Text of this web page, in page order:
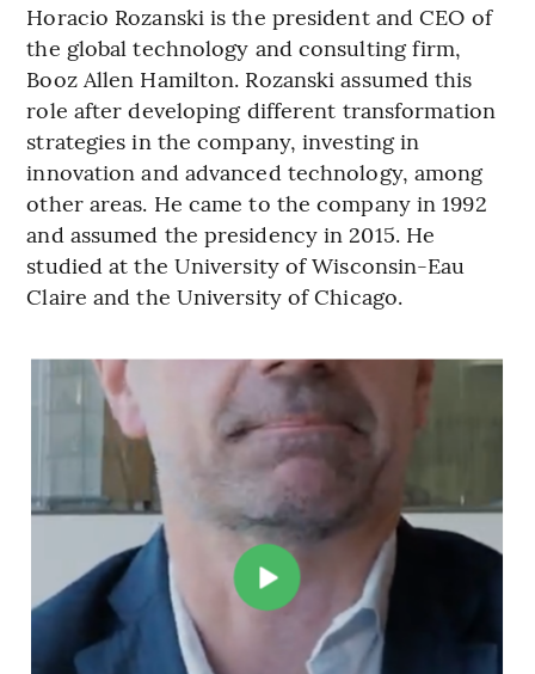
Horacio Rozanski is the president and CEO of
the global technology and consulting firm,
Booz Allen Hamilton. Rozanski assumed this
role after developing different transformation
strategies in the company, investing in
innovation and advanced technology, among
other areas. He came to the company in 1992
and assumed the presidency in 2015. He
studied at the University of Wisconsin-Eau
Claire and the University of Chicago.